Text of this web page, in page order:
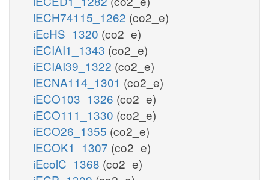
iECH74115_1262 (co2_e)
iEcHS_1320 (co2_e)
iECIAI1_1343 (co2_e)
iECIAI39_1322 (co2_e)
iECNA114_1301 (co2_e)
iECO103_1326 (co2_e)
iECO111_1330 (co2_e)
iECO26_1355 (co2_e)
iECOK1_1307 (co2_e)
iEcolC_1368 (co2_e)